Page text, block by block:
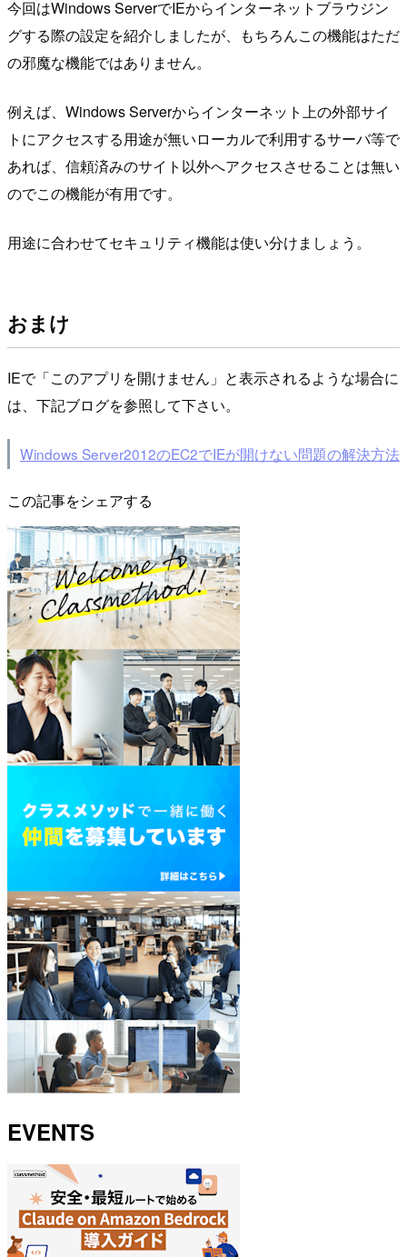
今回はWindows ServerでIEからインターネットブラウジン
グする際の設定を紹介しましたが、もちろんこの機能はただ
の邪魔な機能ではありません。
例えば、Windows Serverからインターネット上の外部サイ
トにアクセスする用途が無いローカルで利用するサーバ等で
あれば、信頼済みのサイト以外へアクセスさせることは無い
のでこの機能が有用です。
用途に合わせてセキュリティ機能は使い分けましょう。
おまけ
IEで「このアプリを開けません」と表示されるような場合に
は、下記ブログを参照して下さい。
Windows Server2012のEC2でIEが開けない問題の解決方法
この記事をシェアする
EVENTS